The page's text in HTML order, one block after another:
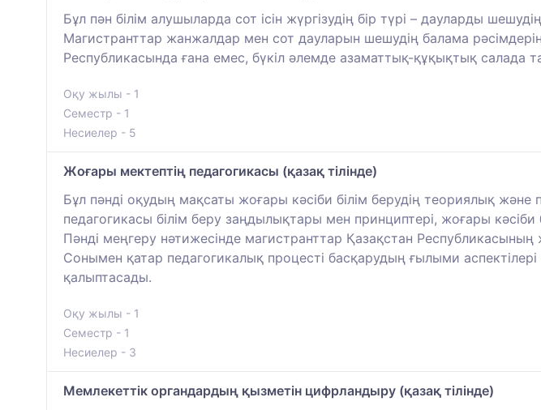
Бұл пән білім алушыларда сот ісін жүргізудің бір түрі – дауларды
Магистранттар жанжалдар мен сот дауларын шешудің балама рәсімдерін
Республикасында ғана емес, бүкіл әлемде азаматтық-құқықтық салада
Оқу жылы - 1
Семестр - 1
Несиелер - 5
Жоғары мектептің педагогикасы (қазақ тілінде)
Бұл пәнді оқудың мақсаты жоғары кәсіби білім берудің теориялық
педагогикасы білім беру заңдылықтары мен принциптері, жоғары
Пәнді меңгеру нәтижесінде магистранттар Қазақстан Республикасының
Сонымен қатар педагогикалық процесті басқарудың ғылыми
қалыптасады.
Оқу жылы - 1
Семестр - 1
Несиелер - 3
Мемлекеттік органдардың қызметін цифрландыру (қазақ тілінде)